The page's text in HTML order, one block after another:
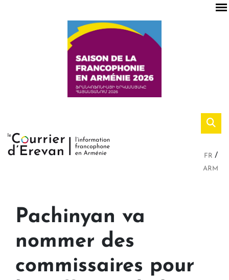
FR
ARM
Pachinyan va
nommer des
commissaires pour